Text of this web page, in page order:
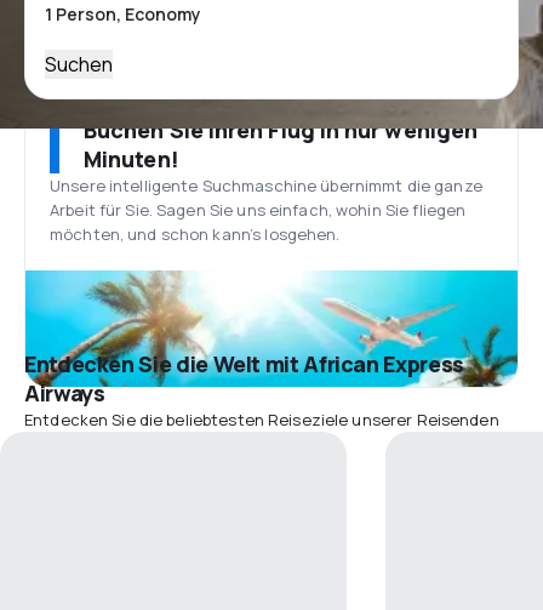
Suchen
Buchen Sie Ihren Flug in nur wenigen
Minuten!
Unsere intelligente Suchmaschine übernimmt die ganze
Arbeit für Sie. Sagen Sie uns einfach, wohin Sie fliegen
möchten, und schon kann’s losgehen.
Entdecken Sie die Welt mit African Express
Airways
Entdecken Sie die beliebtesten Reiseziele unserer Reisenden